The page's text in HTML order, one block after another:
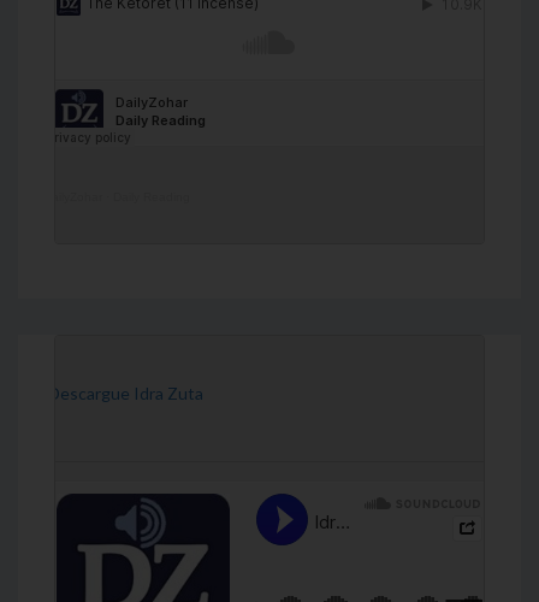
[Descargue Idra Zuta